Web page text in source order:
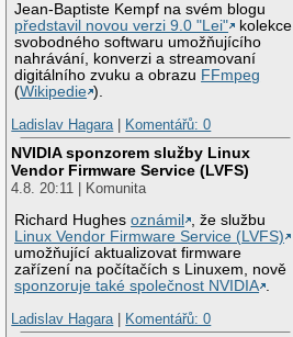
Jean-Baptiste Kempf na svém blogu
představil novou verzi 9.0 "Lei"
kolekce
svobodného softwaru umožňujícího
nahrávání, konverzi a streamovaní
digitálního zvuku a obrazu FFmpeg
(Wikipedie ).
Ladislav Hagara | Komentářů: 0
NVIDIA sponzorem služby Linux
Vendor Firmware Service (LVFS)
4.8. 20:11 | Komunita
Richard Hughesoznámil
, že službu
Linux Vendor Firmware Service (LVFS)
umožňující aktualizovat firmware
zařízení na počítačích s Linuxem, nově
sponzoruje také společnost NVIDIA .
Ladislav Hagara | Komentářů: 0